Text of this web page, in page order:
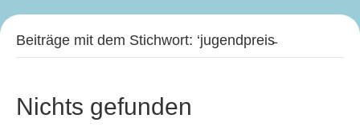
Beiträge mit dem Stichwort: ‘jugendpreis̵
Nichts gefunden